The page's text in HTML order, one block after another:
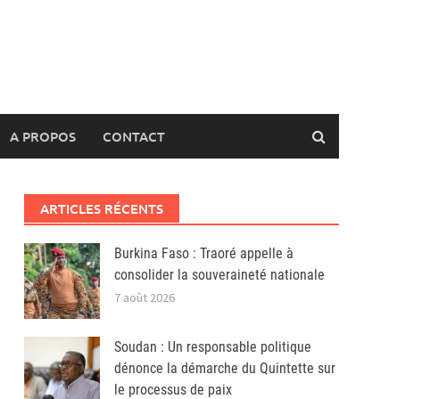
A PROPOS CONTACT
ARTICLES RÉCENTS
Burkina Faso : Traoré appelle à
consolider la souveraineté nationale
7 août 2026
Soudan : Un responsable politique
dénonce la démarche du Quintette sur
le processus de paix